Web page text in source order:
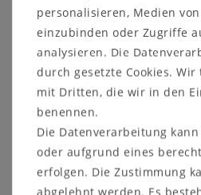
Artikel anzeigen
personalisieren, Medien
einzubinden oder Zugriffe
analysieren. Die
durch gesetzte Cookies.
mit Dritten, die wir in den
benennen.
Die Datenverarbeitung
oder aufgrund eines
erfolgen. Die Zustimmung
abgelehnt werden. Es